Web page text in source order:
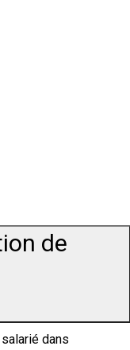
de
dans